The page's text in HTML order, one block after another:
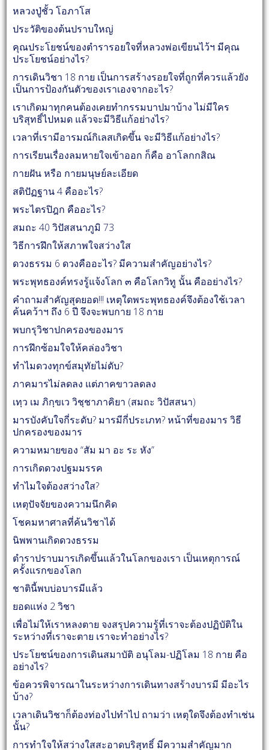
หลวงปู่ชั้ว โอภาโส
ประวัติของต้นปราบใหญ่
คุณประโยชน์ของตำรารอยใจที่หลวงพ่อเขียนไว้ฯ มีคุณ
ประโยชน์อย่างไร?
การเดินวิชา 18 กาย เป็นการสร้างรอยใจที่ถูกที่ควรแล้วยัง
เป็นการป้องกันตัวของเราเองจากอะไร?
เราเกิดมาทุกคนต้องเคยทำกรรมบาปมาบ้าง ไม่มีใคร
บริสุทธิ์ไปหมด แล้วจะมีวิธีแก้อย่างไร?
เวลาที่เรามีอารมณ์กิเลสเกิดขึ้น จะมีวิธีแก้อย่างไร?
การเรียนเรื่องลมหายใจเข้าออก ก็คือ อาโลกกสิณ
กายฝัน หรือ กายมนุษย์ละเอียด
สติปัฏฐาน 4 คืออะไร?
พระไตรปิฎก คืออะไร?
สมถะ 40 วิปัสสนาภูมิ 73
วิธีการฝึกให้สภาพใจสว่างใส
ดวงธรรม 6 ดวงคืออะไร? มีความสำคัญอย่างไร?
พระพุทธองค์ทรงรู้แจ้งโลก ๓ คือโลกวิทู นั้น คืออย่างไร?
คำถามสำคัญสุดยอด!!! เหตุใดพระพุทธองค์จึงต้องใช้เวลา
ค้นคว้าฯ ถึง 6 ปี จึงจะพบกาย 18 กาย
พบกรุวิชาปกครองของมาร
การฝึกซ้อมใจให้คล่องวิชา
ทำไมดวงทุกข์สมุทัยไม่ดับ?
ภาคมารไม่ลดลง แต่ภาคขาวลดลง
เทฺว เม ภิกฺขเว วิชฺชาภาคิยา (สมถะ วิปัสสนา)
มารบังคับใจกี่ระดับ? มารมีกี่ประเภท? หน้าที่ของมาร วิธี
ปกครองของมาร
ความหมายของ “สัม มา อะ ระ หัง”
การเกิดดวงปฐมมรรค
ทำไมใจต้องสว่างใส?
เหตุปัจจัยของความนึกคิด
โชคมหาศาลที่ค้นวิชาได้
นิพพานเกิดดวงธรรม
ตำราปราบมารเกิดขึ้นแล้วในโลกของเรา เป็นเหตุการณ์
ครั้งแรกของโลก
ชาตินี้พบบ่อบารมีแล้ว
ยอดแห่ง 2 วิชา
เพื่อไม่ให้เราหลงตาย จงสรุปความรู้ที่เราจะต้องปฏิบัติใน
ระหว่างที่เราจะตาย เราจะทำอย่างไร?
ประโยชน์ของการเดินสมาบัติ อนุโลม-ปฏิโลม 18 กาย คือ
อย่างไร?
ข้อควรพิจารณาในระหว่างการเดินทางสร้างบารมี มีอะไร
บ้าง?
เวลาเดินวิชาก็ต้องท่องไปทำไป ถามว่า เหตุใดจึงต้องทำเช่น
นั้น?
การทำใจให้สว่างใสสะอาดบริสุทธิ์ มีความสำคัญมาก